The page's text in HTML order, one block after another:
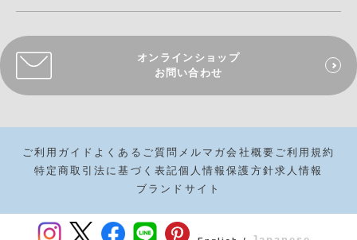
オンラインショップ
お問い合わせ
ご利用ガイド よくあるご質問 メルマガ会社概要 ご利用規約
特定商取引法に基づく表記個人情報保護方針求人情報
ブランドサイト